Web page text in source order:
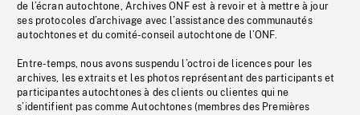
de l’écran autochtone, Archives ONF est à revoir et à mettre à jour
ses protocoles d’archivage avec l’assistance des communautés
autochtones et du comité-conseil autochtone de l’ONF.
Entre-temps, nous avons suspendu l’octroi de licences pour les
archives, les extraits et les photos représentant des participants et
participantes autochtones à des clients ou clientes qui ne
s’identifient pas comme Autochtones (membres des Premières